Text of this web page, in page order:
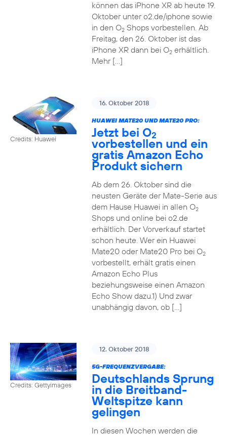
können das iPhone XR ab heute 19.
Oktober unter o2.de/iphone sowie
in den O2Shops vorbestellen. Ab
Freitag, den 26. Oktober ist das
iPhone XR dann bei O2erhältlich.
Mehr […]
Credits: Huawei
16. Oktober 2018
HUAWEI MATE20 UND MATE20 PRO:
Jetzt bei O2
vorbestellen und ein
gratis Amazon Echo
Produkt sichern
Ab dem 26. Oktober sind die
neusten Geräte der Mate-Serie aus
dem Hause Huawei in allen O2
Shops und online bei o2.de
erhältlich. Der Vorverkauf startet
schon heute. Wer ein Huawei
Mate20 oder Mate20 Pro bei O2
vorbestellt, erhält gratis einen
Amazon Echo Plus
beziehungsweise einen Amazon
Echo Show dazu.1) Und zwar
unabhängig davon, ob […]
Credits: Gettyimages
12. Oktober 2018
5G-FREQUENZVERGABE:
Deutschlands Sprung
in die Breitband-
Weltspitze kann
gelingen
In diesen Wochen werden die